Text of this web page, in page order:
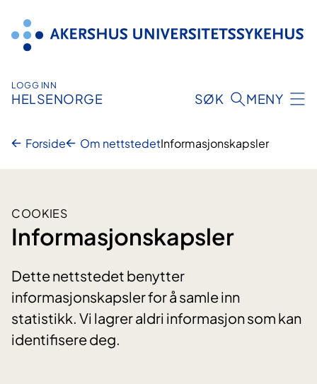
innhold
LOGG INN
HELSENORGE SØK MENY
Forside Om nettstedetInformasjonskapsler
COOKIES
Informasjonskapsler
Dette nettstedet benytter
informasjonskapsler for å samle inn
statistikk. Vi lagrer aldri informasjon som kan
identifisere deg.